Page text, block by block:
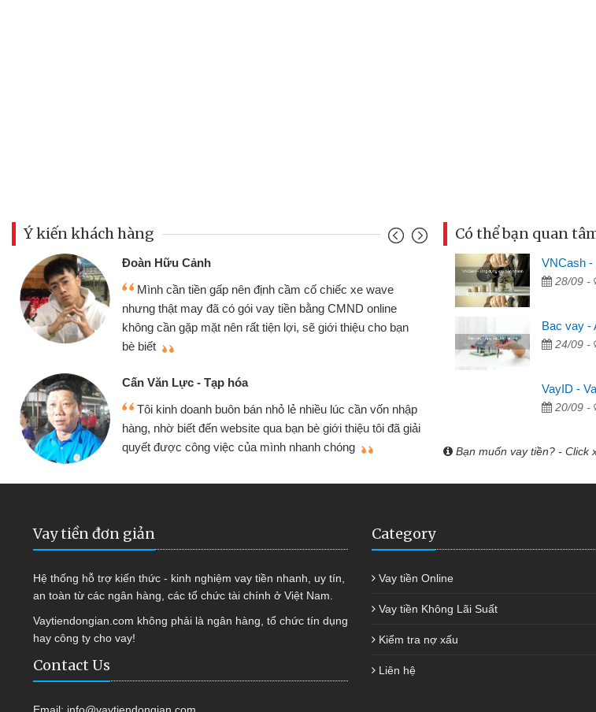
Ý kiến khách hàng
Đoàn Hữu Cảnh
Mình cần tiền gấp nên định cầm cố chiếc xe wave
nhưng thật may đã có gói vay tiền bằng CMND online
không cần gặp mặt nên rất tiện lợi, sẽ giới thiệu cho bạn
bè biết
Cấn Văn Lực - Tạp hóa
Tôi kinh doanh buôn bán nhỏ lẻ nhiều lúc cần vốn nhập
hàng, nhờ biết đến website qua bạn bè giới thiệu tôi đã giải
quyết được công việc của mình nhanh chóng
Mai Lan -
Tôi biết
sinh viên
thấy thủ
Mất 2
cần có 2
được
Có thể bạn quan
VNCash -
28/09 -
Bac vay -
24/09 -
VayID -
20/09 -
Bạn muốn vay tiền? - Click
Vay tiền đơn giản
Hệ thống hỗ trợ kiến thức - kinh nghiệm vay tiền nhanh, uy tín,
an toàn từ các ngân hàng, các tổ chức tài chính ở Việt Nam.
Vaytiendongian.com không phải là ngân hàng, tổ chức tín dụng
hay công ty cho vay!
Contact Us
Category
Vay tiền Online
Vay tiền Không Lãi Suất
Kiểm tra nợ xấu
Liên hệ